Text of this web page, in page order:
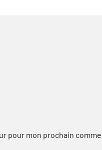
pour mon prochain